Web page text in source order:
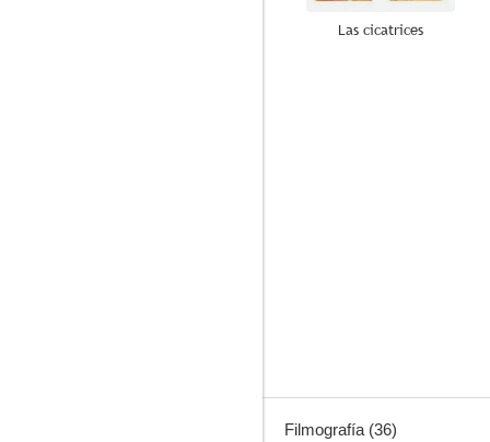
Las cicatrices
Filmografía (36)